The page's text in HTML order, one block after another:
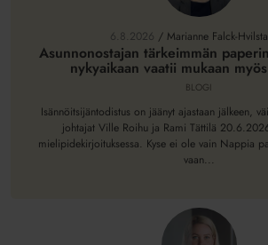
uudistaminen
mukaan
pankkeja
6.8.2026 / Marianne Falck-
Asunnonostajan tärkeimmän
nykyaikaan vaatii mukaan
BLOGI
Isännöitsijäntodistus on jäänyt ajastaan jälkeen,
johtajat Ville Roihu ja Rami Tättilä
mielipidekirjoituksessa. Kyse ei ole vain Nappia
vaan...